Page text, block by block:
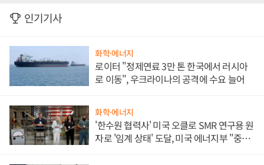
인기기사
화학·에너지
로이터 "정제연료 3만 톤 한국에서 러시아
로 이동", 우크라이나의 공격에 수요 늘어
화학·에너지
'한수원 협력사' 미국 오클로 SMR 연구용 원
자로 '임계 상태' 도달, 미국 에너지부 "중요